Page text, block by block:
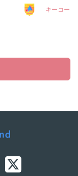
キーコーヒ